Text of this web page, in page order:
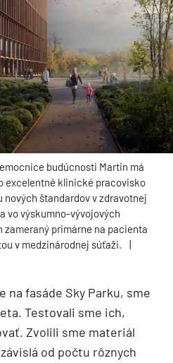
budúcnosti Martin má
excelentné klinické pracovisko
štandardov v zdravotnej
vo výskumno-vývojových
primárne na pacienta
v medzinárodnej súťaži.
|
na fasáde Sky Parku, sme
Testovali sme ich,
Zvolili sme materiál
od počtu rôznych